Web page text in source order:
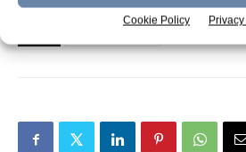
Cookie Policy